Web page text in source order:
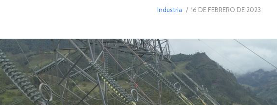
Industria
POSTED
16 DE FEBRERO DE 2023